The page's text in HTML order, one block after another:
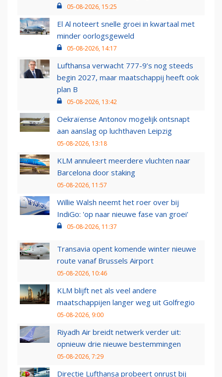
05-08-2026, 15:25
El Al noteert snelle groei in kwartaal met
minder oorlogsgeweld
05-08-2026, 14:17
Lufthansa verwacht 777-9’s nog steeds
begin 2027, maar maatschappij heeft ook
plan B
05-08-2026, 13:42
Oekraïense Antonov mogelijk ontsnapt
aan aanslag op luchthaven Leipzig
05-08-2026, 13:18
KLM annuleert meerdere vluchten naar
Barcelona door staking
05-08-2026, 11:57
Willie Walsh neemt het roer over bij
IndiGo: 'op naar nieuwe fase van groei'
05-08-2026, 11:37
Transavia opent komende winter nieuwe
route vanaf Brussels Airport
05-08-2026, 10:46
KLM blijft net als veel andere
maatschappijen langer weg uit Golfregio
05-08-2026, 9:00
Riyadh Air breidt netwerk verder uit:
opnieuw drie nieuwe bestemmingen
05-08-2026, 7:29
Directie Lufthansa probeert onrust bij